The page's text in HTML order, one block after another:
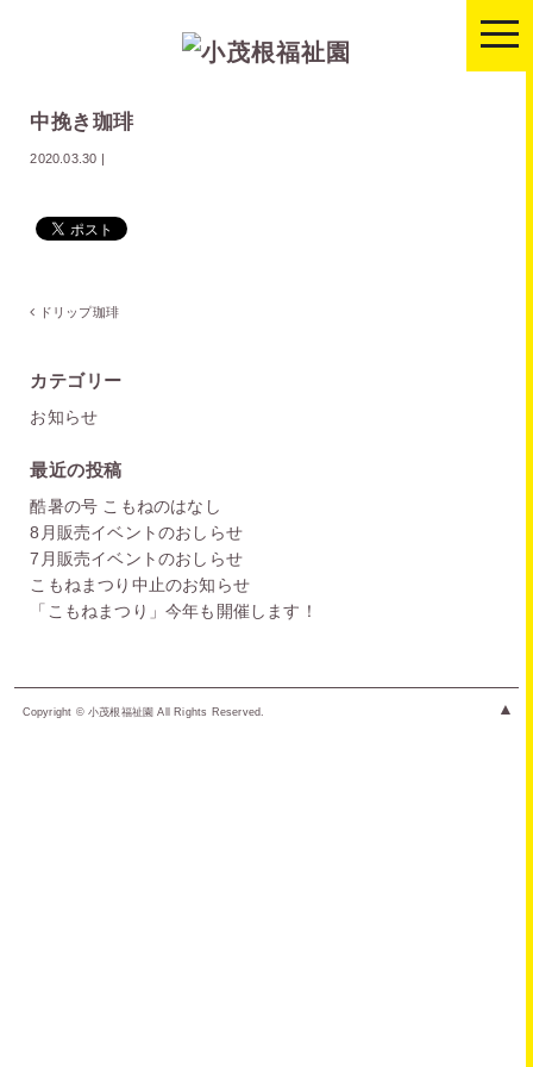
中挽き珈琲
2020.03.30 |
ドリップ珈琲
カテゴリー
お知らせ
最近の投稿
酷暑の号 こもねのはなし
8月販売イベントのおしらせ
7月販売イベントのおしらせ
こもねまつり中止のお知らせ
「こもねまつり」今年も開催します！
Copyright © 小茂根福祉園 All Rights Reserved. ▲